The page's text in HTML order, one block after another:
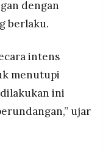
dengan
berlaku.
intens
menutupi
dilakukan ini
ujar